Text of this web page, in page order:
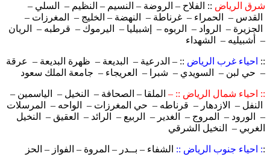
شرق الرياض :: الفلاح – الروضة – النسيم – النظيم – السلي –
القدس – الحمراء – غرناطة – النهضة – الخليج – المغرزات –
الجزيرة – الرواد – الربوه – إشبيليا – اليرموك – قرطبه – الريان
– أشبيليه – الشهداء
:: احياء غرب الرياض :: – الدرعية – البديعة – ظهرة البديعة – عرقة
– حي لبن – السويدي – شبرا – العريجاء – جامعة الملك سعود
:: احياء شمال الرياض :: – الملقا – الصحافة – النخيل – الياسمين –
النفل – الازدهار – قرناطه – حي المغرزات – الواحه – المرسلات
– الورود – المروج – الغدير – الربيع – الرائد – العقيق – النخيل
الغربي – النخيل الشرقي
:: احياء جنوب الرياض :: الشفاء – بــدر – المروة – الفواز – الحز